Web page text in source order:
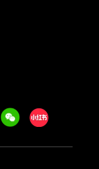
WeechatXiaohongshu/